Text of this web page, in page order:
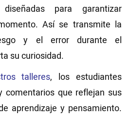
para garantizar
Así se transmite la
y el error durante el
su curiosidad.
talleres, los estudiantes
comentarios que reflejan sus
aprendizaje y pensamiento.